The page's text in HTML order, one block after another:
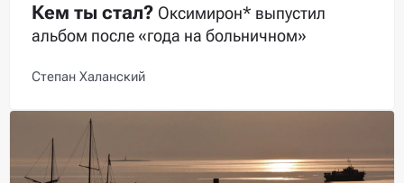
Кем ты стал? Оксимирон* выпустил
альбом после «года на больничном»
Степан Халанский